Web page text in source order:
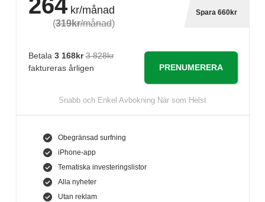
264kr/månad
(319kr/månad)
Spara 660kr
Betala 3 168kr 3 828kr
faktureras årligen
PRENUMERERA
Snabb och Enkel Avbokning När som Helst
Obegränsad surfning
iPhone-app
Tematiska investeringslistor
Alla nyheter
Utan reklam